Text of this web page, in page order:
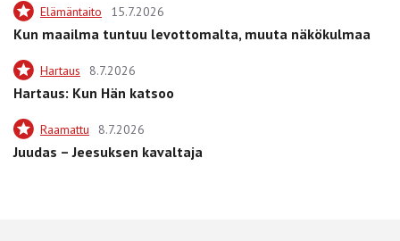
Elämäntaito 15.7.2026
Kun maailma tuntuu levottomalta, muuta näkökulmaa
Hartaus 8.7.2026
Hartaus: Kun Hän katsoo
Raamattu 8.7.2026
Juudas – Jeesuksen kavaltaja